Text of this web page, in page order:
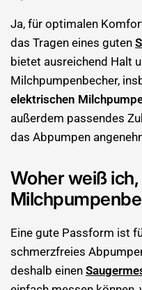
Ja, für optimalen
das Tragen eines guten
bietet ausreichend Halt
Milchpumpenbecher,
elektrischen
außerdem passendes
das Abpumpen
Woher weiß
Eine gute Passform ist
schmerzfreies
deshalb einen